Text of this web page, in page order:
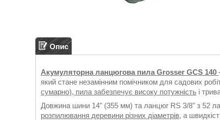
Опис
Акумуляторна ланцюгова пила Grosser GCS 140
який стане незамінним помічником для садових
сумарно), пила забезпечує високу потужність і
Довжина шини 14" (355 мм) та ланцюг RS 3/8" з 52
розпилювання деревини різних діаметрів, а